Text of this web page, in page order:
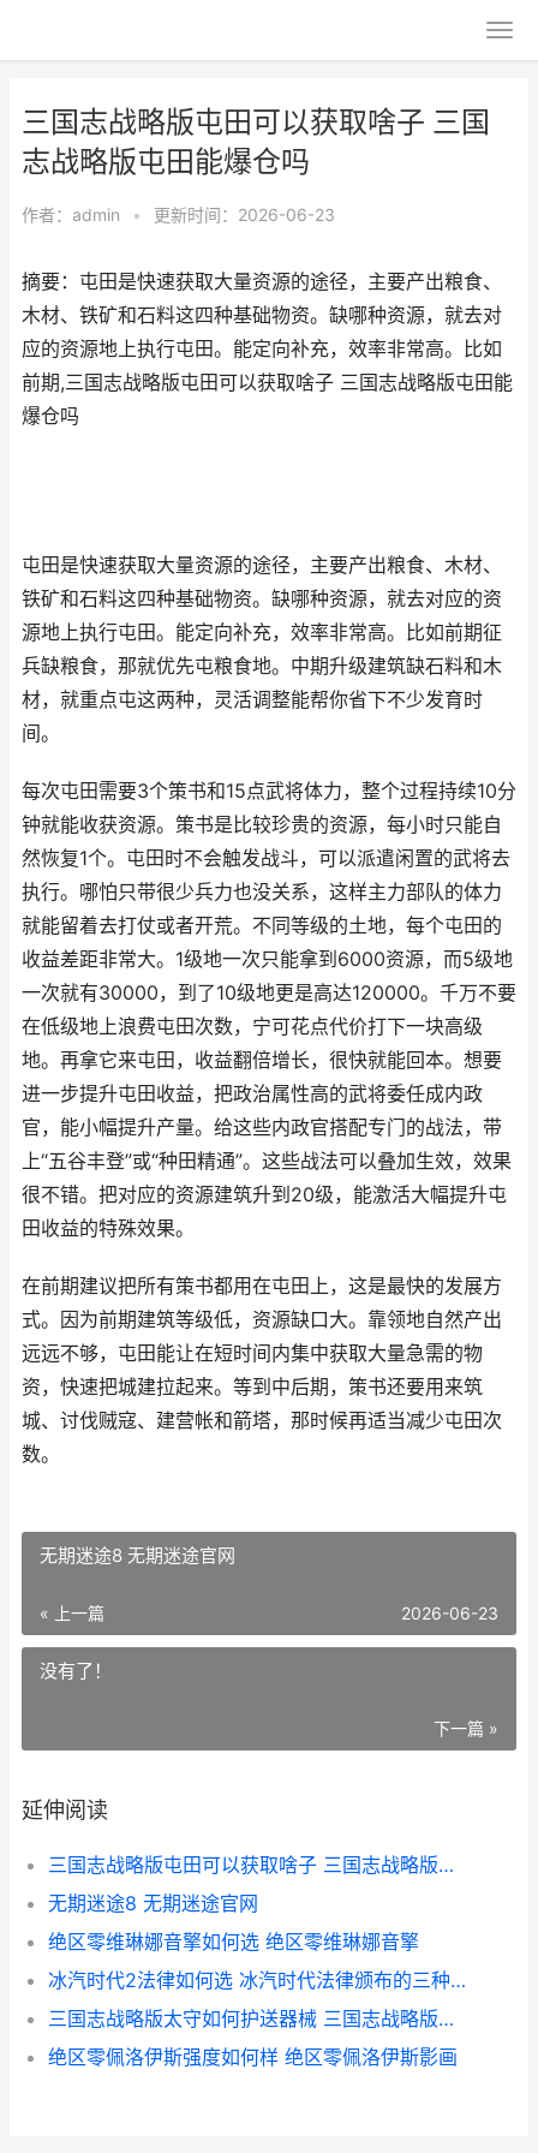
三国志战略版屯田可以获取啥子 三国
志战略版屯田能爆仓吗
作者： admin • 更新时间：2026-06-23
摘要：屯田是快速获取大量资源的途径，主要产出粮食、
木材、铁矿和石料这四种基础物资。缺哪种资源，就去对
应的资源地上执行屯田。能定向补充，效率非常高。比如
前期,三国志战略版屯田可以获取啥子 三国志战略版屯田能
爆仓吗
屯田是快速获取大量资源的途径，主要产出粮食、木材、
铁矿和石料这四种基础物资。缺哪种资源，就去对应的资
源地上执行屯田。能定向补充，效率非常高。比如前期征
兵缺粮食，那就优先屯粮食地。中期升级建筑缺石料和木
材，就重点屯这两种，灵活调整能帮你省下不少发育时
间。
每次屯田需要3个策书和15点武将体力，整个过程持续10分
钟就能收获资源。策书是比较珍贵的资源，每小时只能自
然恢复1个。屯田时不会触发战斗，可以派遣闲置的武将去
执行。哪怕只带很少兵力也没关系，这样主力部队的体力
就能留着去打仗或者开荒。不同等级的土地，每个屯田的
收益差距非常大。1级地一次只能拿到6000资源，而5级地
一次就有30000，到了10级地更是高达120000。千万不要
在低级地上浪费屯田次数，宁可花点代价打下一块高级
地。再拿它来屯田，收益翻倍增长，很快就能回本。想要
进一步提升屯田收益，把政治属性高的武将委任成内政
官，能小幅提升产量。给这些内政官搭配专门的战法，带
上“五谷丰登”或“种田精通”。这些战法可以叠加生效，效果
很不错。把对应的资源建筑升到20级，能激活大幅提升屯
田收益的特殊效果。
在前期建议把所有策书都用在屯田上，这是最快的发展方
式。因为前期建筑等级低，资源缺口大。靠领地自然产出
远远不够，屯田能让在短时间内集中获取大量急需的物
资，快速把城建拉起来。等到中后期，策书还要用来筑
城、讨伐贼寇、建营帐和箭塔，那时候再适当减少屯田次
数。
无期迷途8 无期迷途官网
« 上一篇 2026-06-23
没有了！
下一篇 »
延伸阅读
三国志战略版屯田可以获取啥子 三国志战略版屯田能爆仓吗
无期迷途8 无期迷途官网
绝区零维琳娜音擎如何选 绝区零维琳娜音擎
冰汽时代2法律如何选 冰汽时代法律颁布的三种播报
三国志战略版太守如何护送器械 三国志战略版太尉盾顶配战法
绝区零佩洛伊斯强度如何样 绝区零佩洛伊斯影画